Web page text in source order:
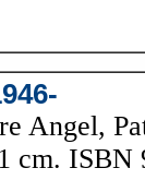
Angel,
cm. ISBN